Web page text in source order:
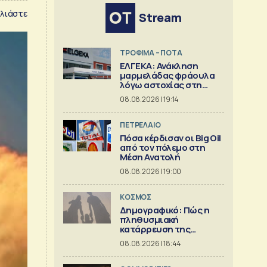
Stream
ΤΡΟΦΙΜΑ – ΠΟΤΑ
ΕΛΓΕΚΑ: Ανάκληση
μαρμελάδας φράουλα
λόγω αστοχίας στη
γυάλινη συσκευασία
08.08.2026 | 19:14
ΠΕΤΡΕΛΑΙΟ
Πόσα κέρδισαν οι Big Oil
από τον πόλεμο στη
Μέση Ανατολή
08.08.2026 | 19:00
ΚΟΣΜΟΣ
Δημογραφικό: Πώς η
πληθυσμιακή
κατάρρευση της
Ευρώπης
συμπαρασύρει το
κράτος πρόνοιας
08.08.2026 | 18:44